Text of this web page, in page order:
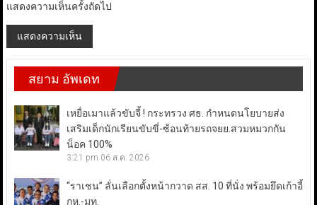
แสดงความเห็นครั้งถัดไป
สยาม อัพเดท
เหยื่อเมาแล้วขับจี้ ! กระทรวง ศธ. กำหนดนโยบายส่ง
เสริมเด็กนักเรียนขับขี่-ซ้อนท้ายรถจยย.สวมหมวกกัน
น็อค 100%
3:21 pm 06 ส.ค. 2026
“ราเชน” ลั่นเลือกตั้งหน้ากวาด สส. 10 ที่นั่ง พร้อมยึดเก้าอี้
กห.-มท.